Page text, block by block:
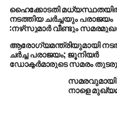
UP NEXT
ബി.എസ്.പി സ്ഥാപകന്‍
രാഹുല്‍ ഗാന്ധി
DON'T MISS
മനസ്സു കീഴടക്കാന്‍ ഷാജി
എത്തുന്നു. ഇത്തവണ
ഹൈക്കോടതി
നടത്തിയ ചര്‍ച്ചയും പരാജയം
:നഴ്‌സുമാര്‍ വീണ്ടും
ആരോഗ്യമന്ത്രിയുമായി
ചര്‍ച്ച പരാജയം; ജൂനിയര്‍
ഡോക്ടര്‍മാരുടെ സമരം
സമരവുമായി നഴ്‌സുമാര്‍
നാളെ മുഖ്യമന്ത്രിയുമായി